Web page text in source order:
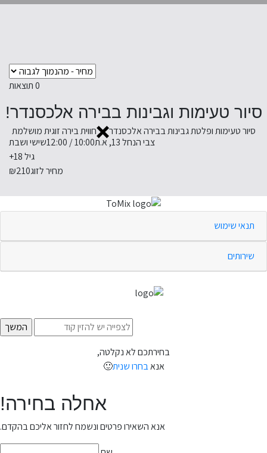
0תוצאות
סיור טעימות וגבינות בבירה אלכסנדר!
סיור טעימות ופלטת גבינות בבירה אלכסנדר
חווית בירה זוגית מושלמת
צבי הנחל 13, א.ת
10:00 / 12:00
שישי ושבת
גיל 18+
מחיר לזוג₪210
תנאי שימוש
שירותים
בחירתכם לא נקלטה,
אנאבחרו שנית🙂
אחלה בחירה!
אנא השאירו פרטים ונשמח לחזור אליכם בהקדם.